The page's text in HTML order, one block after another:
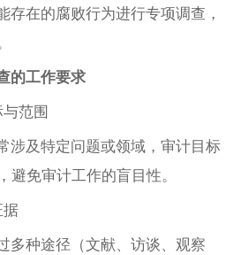
存在的腐败行为进行专项调查，
的工作要求
范围
涉及特定问题或领域，审计目标
免审计工作的盲目性。
多种途径（文献、访谈、观察